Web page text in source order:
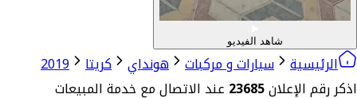
شاهد الفيديو
الرئيسية سيارات و مركبات هونداي كريتا
2019
اذكر رقم الإعلان23685 عند الاتصال مع خدمة المبيعات